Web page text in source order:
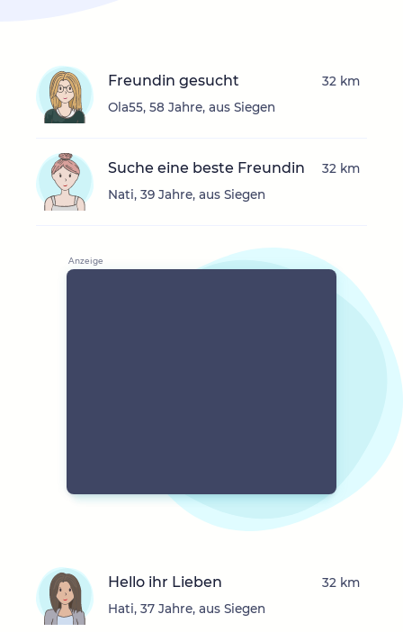
Freundin gesucht
Ola55, 58 Jahre, aus Siegen
32 km
Suche eine beste Freundin
Nati, 39 Jahre, aus Siegen
32 km
Hello ihr Lieben
Hati, 37 Jahre, aus Siegen
32 km